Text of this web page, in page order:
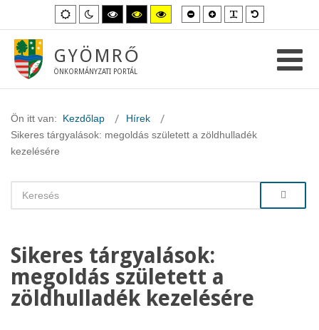
Alapértelmezett
mód
Éjszakai
mód
Magas
kontraszt
fekete-
mód.
Magas
kontraszt
fekete-
Magas
kontraszt
sárga-
Kisebb
betűméret
Nagyobb
betűméret
GYÖMRŐ
ÖNKORMÁNYZATI PORTÁL
Ön itt van: Kezdőlap
Hírek
Sikeres tárgyalások: megoldás született a zöldhulladék
kezelésére
Sikeres tárgyalások:
megoldás született a
zöldhulladék kezelésére